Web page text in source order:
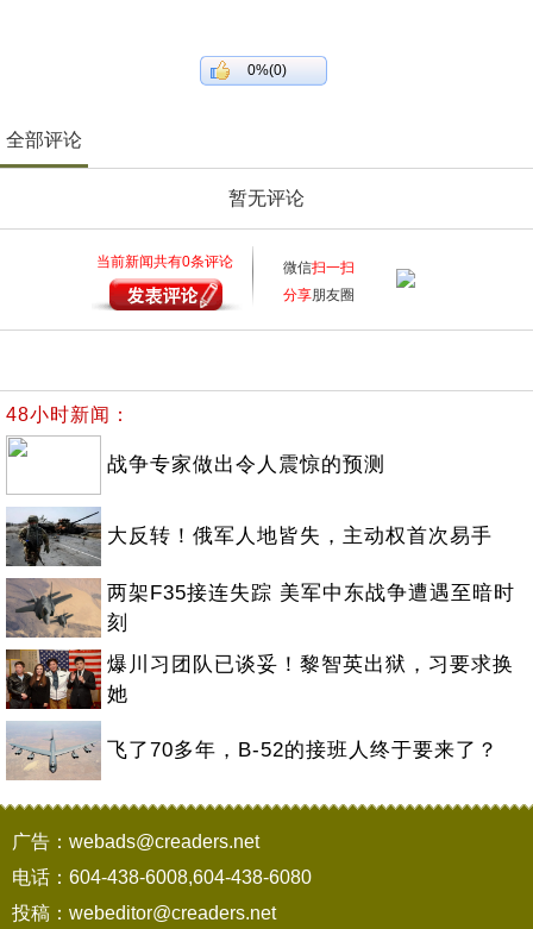
0%(0)
全部评论
暂无评论
当前新闻共有0条评论 微信扫一扫
分享朋友圈
48小时新闻：
战争专家做出令人震惊的预测
大反转！俄军人地皆失，主动权首次易手
两架F35接连失踪 美军中东战争遭遇至暗时
刻
爆川习团队已谈妥！黎智英出狱，习要求换
她
飞了70多年，B-52的接班人终于要来了？
广告：webads@creaders.net
电话：604-438-6008,604-438-6080
投稿：webeditor@creaders.net